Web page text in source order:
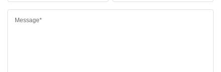
Message*